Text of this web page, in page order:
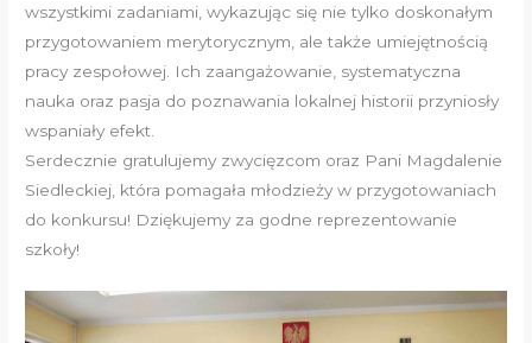
wszystkimi zadaniami, wykazując się nie tylko doskonałym
przygotowaniem merytorycznym, ale także umiejętnością
pracy zespołowej. Ich zaangażowanie, systematyczna
nauka oraz pasja do poznawania lokalnej historii przyniosły
wspaniały efekt.
Serdecznie gratulujemy zwycięzcom oraz Pani Magdalenie
Siedleckiej, która pomagała młodzieży w przygotowaniach
do konkursu! Dziękujemy za godne reprezentowanie
szkoły!